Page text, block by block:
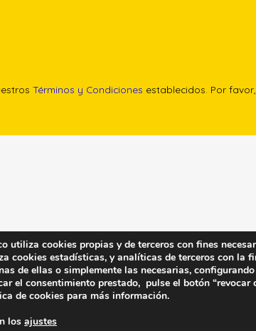
Términos y Condiciones establecidos. Por
utiliza cookies propias y de terceros con fines
cookies estadísticas, y analíticas de terceros con la
de ellas o simplemente las necesarias,
el consentimiento prestado, pulse el botón “revocar
de cookies para más información.
los ajustes